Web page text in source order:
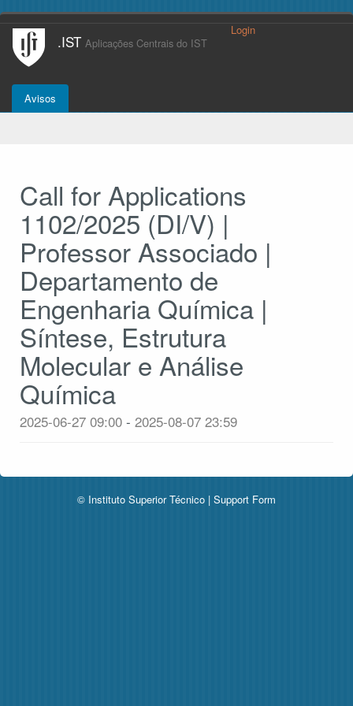
.IST Aplicações Centrais do IST
Login
Avisos
Call for Applications
1102/2025 (DI/V) |
Professor Associado |
Departamento de
Engenharia Química |
Síntese, Estrutura
Molecular e Análise
Química
2025-06-27 09:00 - 2025-08-07 23:59
© Instituto Superior Técnico | Support Form